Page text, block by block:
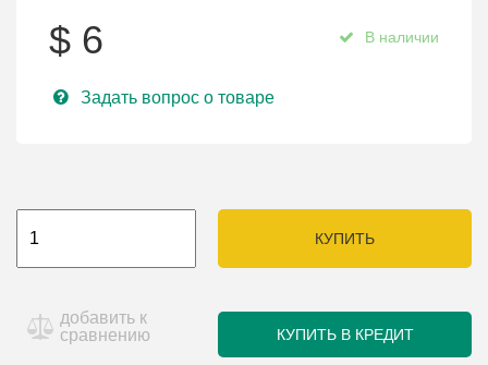
$ 6 В наличии
Задать вопрос о товаре
КУПИТЬ
добавить к
сравнению
КУПИТЬ В КРЕДИТ